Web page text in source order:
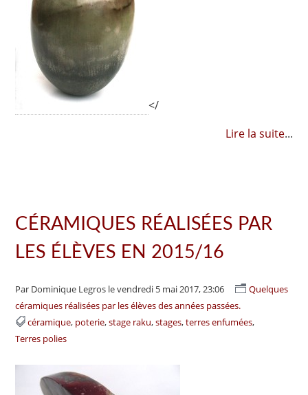
</
Lire la suite...
CÉRAMIQUES RÉALISÉES PAR
LES ÉLÈVES EN 2015/16
Par Dominique Legros le vendredi 5 mai 2017, 23:06
Quelques
céramiques réalisées par les élèves des années passées.
céramique poterie stage raku stages terres enfumées
Terres polies